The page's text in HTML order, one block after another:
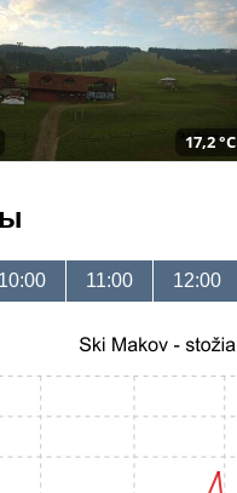
17,2 °C
10:00 11:00 12:00